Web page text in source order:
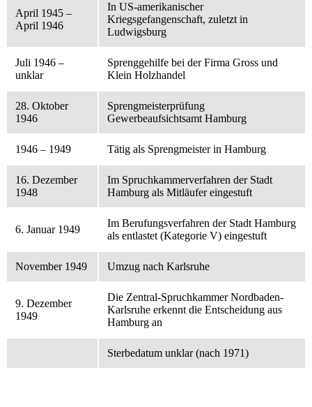
April 1945 –
April 1946
In US-amerikanischer
Kriegsgefangenschaft, zuletzt in
Ludwigsburg
Juli 1946 –
unklar
Sprenggehilfe bei der Firma Gross und
Klein Holzhandel
28. Oktober
1946
Sprengmeisterprüfung
Gewerbeaufsichtsamt Hamburg
1946 – 1949 Tätig als Sprengmeister in Hamburg
16. Dezember
1948
Im Spruchkammerverfahren der Stadt
Hamburg als Mitläufer eingestuft
6. Januar 1949
Im Berufungsverfahren der Stadt Hamburg
als entlastet (Kategorie V) eingestuft
November 1949 Umzug nach Karlsruhe
9. Dezember
1949
Die Zentral-Spruchkammer Nordbaden-
Karlsruhe erkennt die Entscheidung aus
Hamburg an
Sterbedatum unklar (nach 1971)